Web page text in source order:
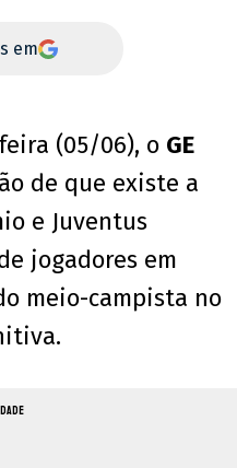
em
(05/06), o GE
de que existe a
e Juventus
jogadores em
meio-campista no